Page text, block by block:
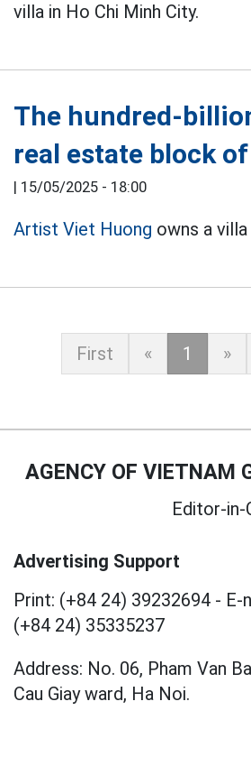
villa in Ho Chi Minh City.
The hundred-
real estate block
| 15/05/2025 - 18:00
Artist Viet Huong owns a
First « 1 »
AGENCY OF VIETNAM
Editor-in-
Advertising Support
Print: (+84 24) 39232694 - E-
(+84 24) 35335237
Address: No. 06, Pham Van
Cau Giay ward, Ha Noi.